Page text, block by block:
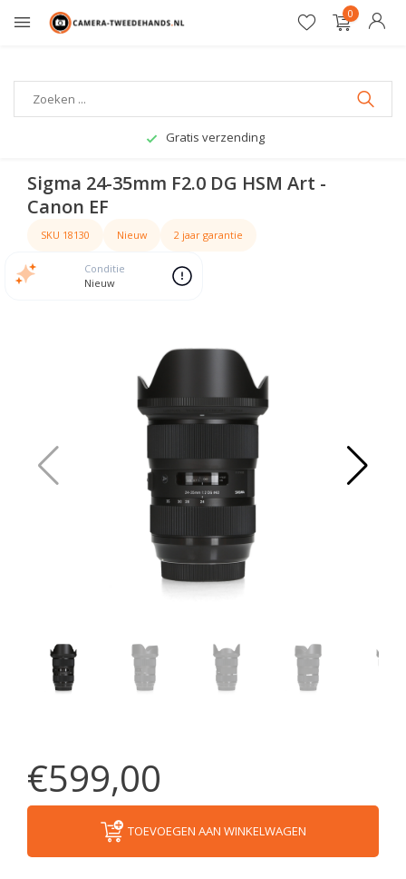
0
Gratis verzending
Sigma 24-35mm F2.0 DG HSM Art -
Canon EF
SKU 18130 Nieuw 2 jaar garantie
Conditie
Nieuw
€599,00
TOEVOEGEN AAN WINKELWAGEN